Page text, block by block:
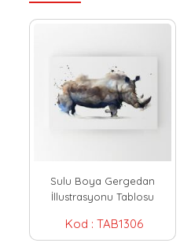
Sulu Boya Gergedan
İllustrasyonu Tablosu
Kod : TAB1306